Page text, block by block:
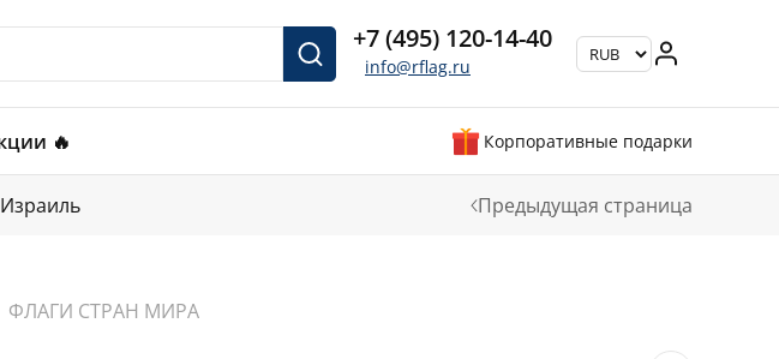
+7 (495) 120-14-40
info@rflag.ru
🔥 Корпоративные подарки
Предыдущая страница
ФЛАГИ СТРАН МИРА